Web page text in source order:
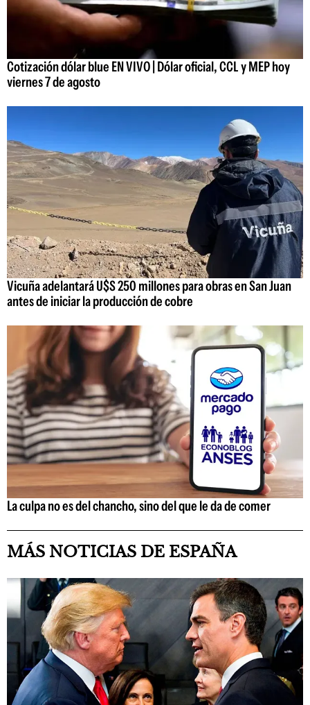
Cotización dólar blue EN VIVO | Dólar oficial, CCL y MEP hoy
viernes 7 de agosto
Vicuña adelantará U$S 250 millones para obras en San Juan
antes de iniciar la producción de cobre
La culpa no es del chancho, sino del que le da de comer
MÁS NOTICIAS DE ESPAÑA